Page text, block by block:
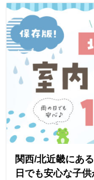
関西/北近畿にあ
日でも安心な子